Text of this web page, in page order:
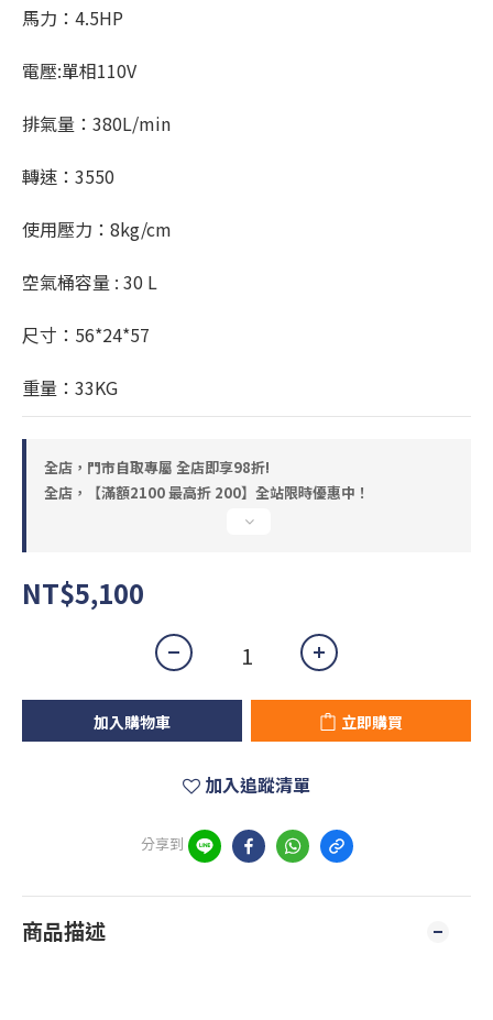
馬力：4.5HP
電壓:單相110V
排氣量：380L/min
轉速：3550
使用壓力：8kg/cm
空氣桶容量 : 30 L
尺寸：56*24*57
重量：33KG
全店，門市自取專屬 全店即享98折!
全店，【滿額2100 最高折 200】全站限時優惠中！
NT$5,100
加入購物車 立即購買
加入追蹤清單
分享到
商品描述